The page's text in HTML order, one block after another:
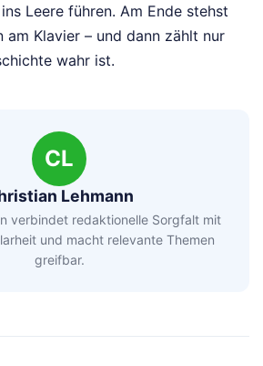
Leere führen. Am Ende stehst
am Klavier – und dann zählt nur
wahr ist.
CL
Lehmann
verbindet redaktionelle Sorgfalt mit
und macht relevante Themen
greifbar.